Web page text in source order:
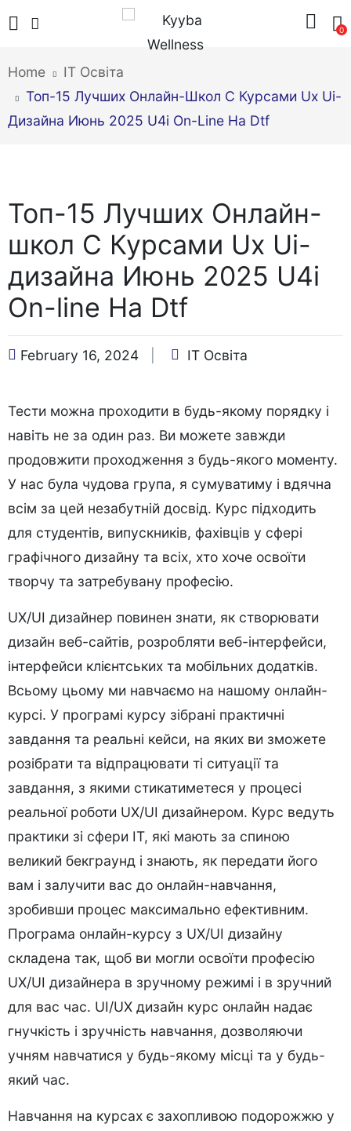
0
Home
IT Освіта
Топ-15 Лучших Онлайн-Школ С Курсами Ux Ui-
Дизайна Июнь 2025 U4i On-Line На Dtf
Топ-15 Лучших Онлайн-
школ С Курсами Ux Ui-
дизайна Июнь 2025 U4i
On-line На Dtf
February 16, 2024 IT Освіта
Тести можна проходити в будь-якому порядку і
навіть не за один раз. Ви можете завжди
продовжити проходження з будь-якого моменту.
У нас була чудова група, я сумуватиму і вдячна
всім за цей незабутній досвід. Курс підходить
для студентів, випускників, фахівців у сфері
графічного дизайну та всіх, хто хоче освоїти
творчу та затребувану професію.
UX/UI дизайнер повинен знати, як створювати
дизайн веб-сайтів, розробляти веб-інтерфейси,
інтерфейси клієнтських та мобільних додатків.
Всьому цьому ми навчаємо на нашому онлайн-
курсі. У програмі курсу зібрані практичні
завдання та реальні кейси, на яких ви зможете
розібрати та відпрацювати ті ситуації та
завдання, з якими стикатиметеся у процесі
реальної роботи UX/UI дизайнером. Курс ведуть
практики зі сфери IT, які мають за спиною
великий бекграунд і знають, як передати його
вам і залучити вас до онлайн-навчання,
зробивши процес максимально ефективним.
Програма онлайн-курсу з UX/UI дизайну
складена так, щоб ви могли освоїти професію
UX/UI дизайнера в зручному режимі і в зручний
для вас час. UI/UX дизайн курс онлайн надає
гнучкість і зручність навчання, дозволяючи
учням навчатися у будь-якому місці та у будь-
який час.
Навчання на курсах є захопливою подорожжю у